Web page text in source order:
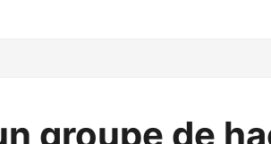
groupe de